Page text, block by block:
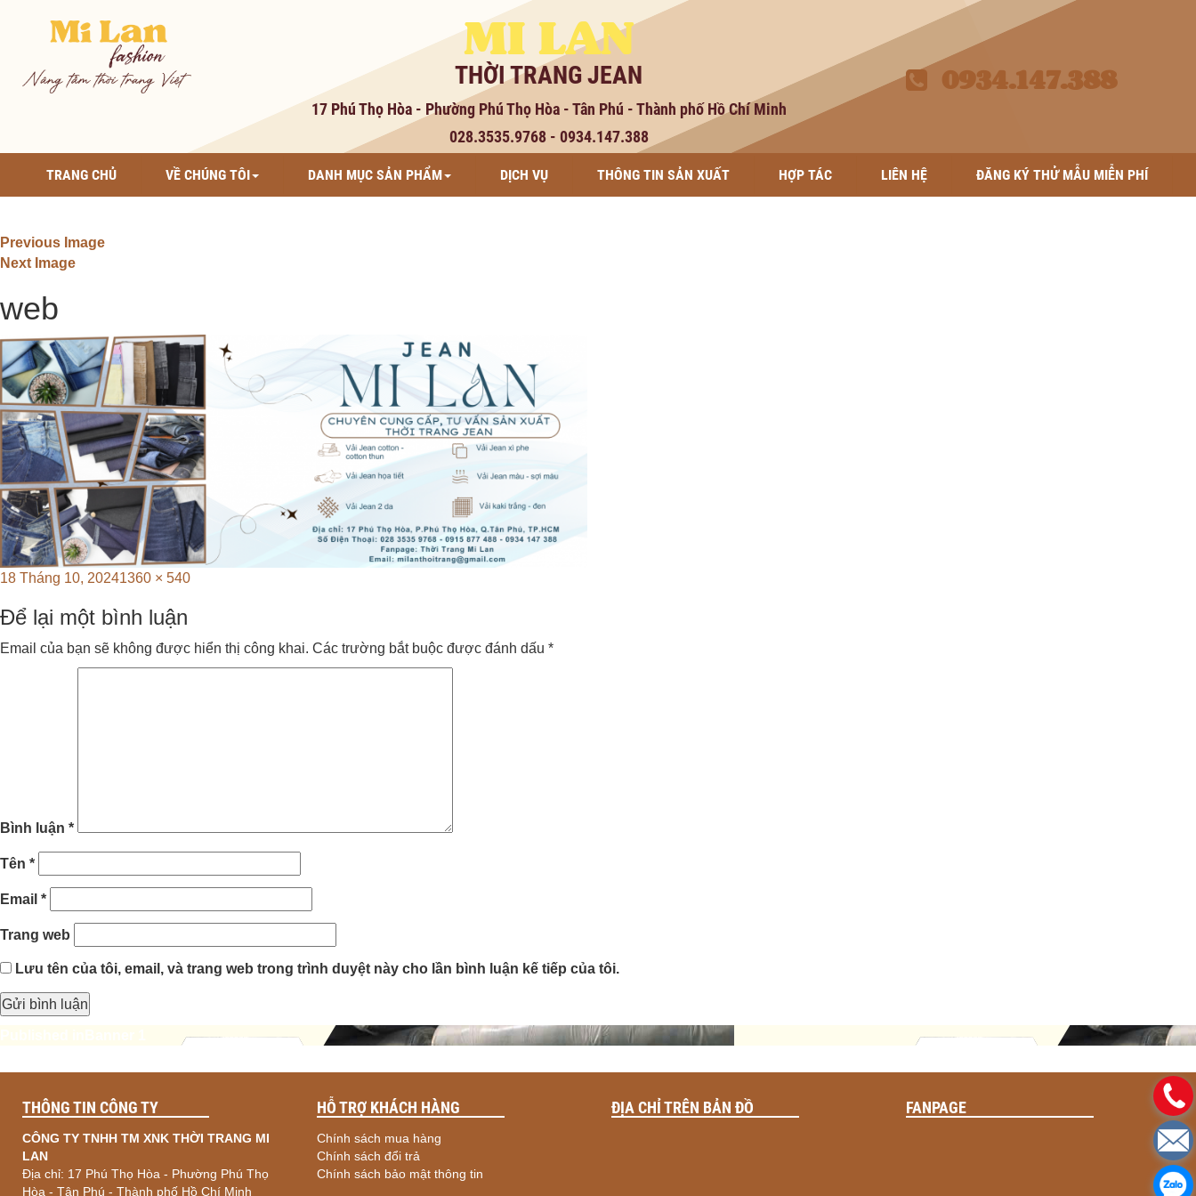
MI LAN
THỜI TRANG JEAN
17 Phú Thọ Hòa - Phường Phú Thọ Hòa - Tân Phú - Thành phố Hồ Chí Minh
028.3535.9768 - 0934.147.388
0934.147.388
TRANG CHỦ VỀ CHÚNG TÔI DANH MỤC SẢN PHẨM DỊCH VỤ THÔNG TIN SẢN XUẤT HỢP TÁC LIÊN HỆ ĐĂNG KÝ THỬ MẪU MIỄN PHÍ
Previous Image
Next Image
web
Posted
18 Tháng 10, 2024Full
1360 × 540
Để lại một bình luận
Email của bạn sẽ không được hiển thị công khai. Các trường bắt buộc được đánh dấu *
Bình luận *
Tên *
Email *
Trang web
Lưu tên của tôi, email, và trang web trong trình duyệt này cho lần bình luận kế tiếp của tôi.
hướng
bài
viết
THÔNG TIN CÔNG TY
CÔNG TY TNHH TM XNK THỜI TRANG MI
LAN
Địa chỉ: 17 Phú Thọ Hòa - Phường Phú Thọ
Hòa - Tân Phú - Thành phố Hồ Chí Minh
HỖ TRỢ KHÁCH HÀNG
Chính sách mua hàng
Chính sách đổi trả
Chính sách bảo mật thông tin
ĐỊA CHỈ TRÊN BẢN ĐỒ FANPAGE